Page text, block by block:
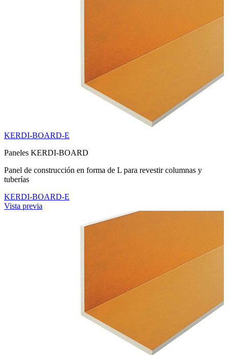
KERDI-BOARD-E
Paneles KERDI-BOARD
Panel de construcción en forma de L para revestir columnas y
tuberías
KERDI-BOARD-E
Vista previa